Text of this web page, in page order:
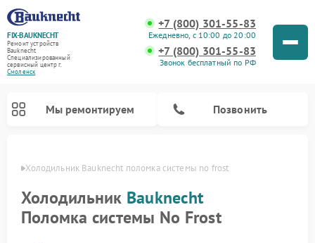
FIX-BAUKNECHT
Ремонт устройств
Bauknecht
Специализированный
cервисный центр г.
Смоленск
+7 (800) 301-55-83
Ежедневно, с 10:00 до 20:00
+7 (800) 301-55-83
Звонок бесплатный по РФ
Мы ремонтируем Позвонить
Холодильник Bauknecht поломка системы no frost
Холодильник Bauknecht
Поломка системы No Frost